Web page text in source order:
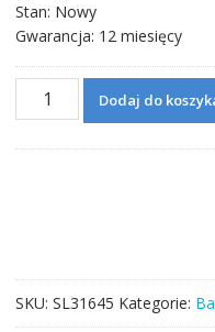
Stan: Nowy
Gwarancja: 12 miesięcy
ilość
Bateria
Dodaj do
SKU: SL31645 Kategorie: